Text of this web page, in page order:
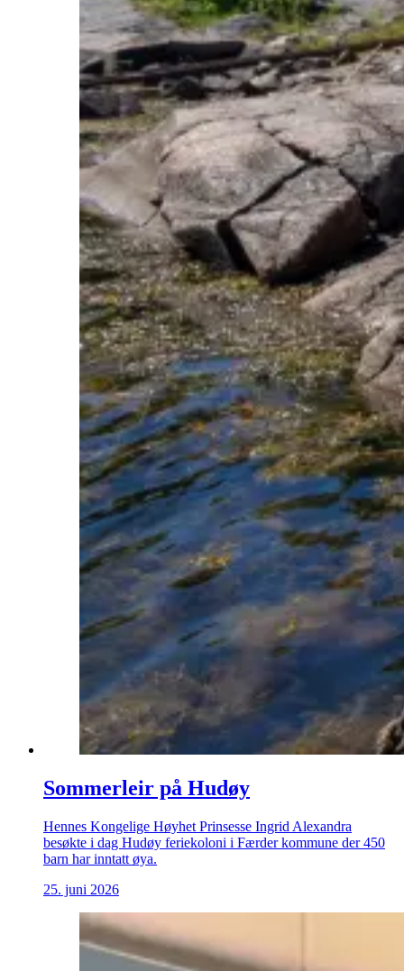
Sommerleir på Hudøy
Hennes Kongelige Høyhet Prinsesse Ingrid Alexandra
besøkte i dag Hudøy feriekoloni i Færder kommune der 450
barn har inntatt øya.
25. juni 2026